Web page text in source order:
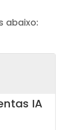
abaixo:
IA